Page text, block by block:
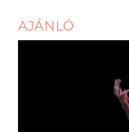
AJÁNLÓ